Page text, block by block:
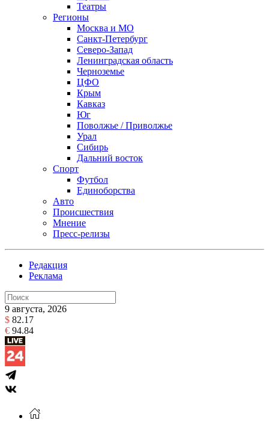
Театры
Регионы
Москва и МО
Санкт-Петербург
Северо-Запад
Ленинградская область
Черноземье
ЦФО
Крым
Кавказ
Юг
Поволжье / Приволжье
Урал
Сибирь
Дальний восток
Спорт
Футбол
Единоборства
Авто
Происшествия
Мнение
Пресс-релизы
Редакция
Реклама
9 августа, 2026
$ 82.17
€ 94.84